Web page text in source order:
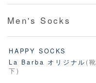
Men's Socks
HAPPY SOCKS
La Barba オリジナル (靴
下)